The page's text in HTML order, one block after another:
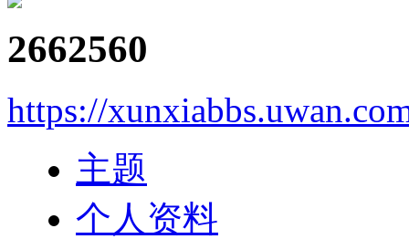
2662560
https://
主题
个人资料